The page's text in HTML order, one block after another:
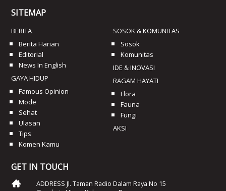
SITEMAP
BERITA
Berita Harian
Editorial
News In English
GAYA HIDUP
Famous Opinion
Mode
Sehat
Ulasan
Tips
Komen Kamu
SOSOK & KOMUNITAS
Sosok
Komunitas
IDE & INOVASI
RAGAM HAYATI
Flora
Fauna
Fungi
AKSI
GET IN TOUCH
ADDRESS Jl. Taman Radio Dalam Raya No 15